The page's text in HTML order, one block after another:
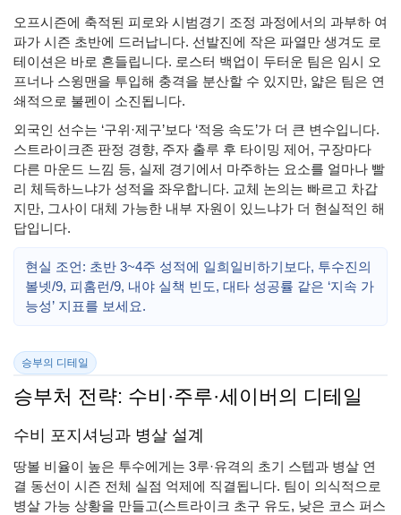
오프시즌에 축적된 피로와 시범경기 조정 과정에서의 과부하 여
파가 시즌 초반에 드러납니다. 선발진에 작은 파열만 생겨도 로
테이션은 바로 흔들립니다. 로스터 백업이 두터운 팀은 임시 오
프너나 스윙맨을 투입해 충격을 분산할 수 있지만, 얇은 팀은 연
쇄적으로 불펜이 소진됩니다.
외국인 선수는 ‘구위·제구’보다 ‘적응 속도’가 더 큰 변수입니다.
스트라이크존 판정 경향, 주자 출루 후 타이밍 제어, 구장마다
다른 마운드 느낌 등, 실제 경기에서 마주하는 요소를 얼마나 빨
리 체득하느냐가 성적을 좌우합니다. 교체 논의는 빠르고 차갑
지만, 그사이 대체 가능한 내부 자원이 있느냐가 더 현실적인 해
답입니다.
현실 조언: 초반 3~4주 성적에 일희일비하기보다, 투수진의
볼넷/9, 피홈런/9, 내야 실책 빈도, 대타 성공률 같은 ‘지속 가
능성’ 지표를 보세요.
승부의 디테일
승부처 전략: 수비·주루·세이버의 디테일
수비 포지셔닝과 병살 설계
땅볼 비율이 높은 투수에게는 3루·유격의 초기 스텝과 병살 연
결 동선이 시즌 전체 실점 억제에 직결됩니다. 팀이 의식적으로
병살 가능 상황을 만들고(스트라이크 초구 유도, 낮은 코스 퍼스